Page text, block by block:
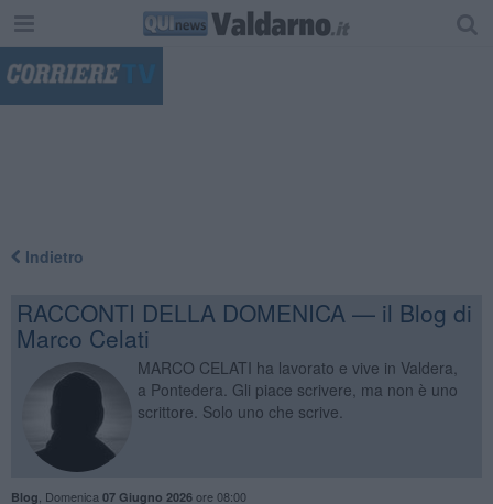
Indietro
RACCONTI DELLA DOMENICA — il Blog di
Marco Celati
MARCO CELATI ha lavorato e vive in Valdera,
a Pontedera. Gli piace scrivere, ma non è uno
scrittore. Solo uno che scrive.
Blog Domenica 07 Giugno 2026ore 08:00